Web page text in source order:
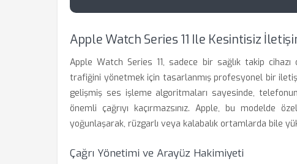
Apple Watch Series 11 Ile Kesintisiz
Apple Watch Series 11, sadece bir sağlık takip
trafiğini yönetmek için tasarlanmış profesyonel bir
gelişmiş ses işleme algoritmaları sayesinde,
önemli çağrıyı kaçırmazsınız. Apple, bu modelde
yoğunlaşarak, rüzgarlı veya kalabalık ortamlarda bile
Çağrı Yönetimi ve Arayüz Hakimiyeti